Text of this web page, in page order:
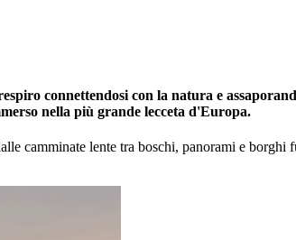
connettendosi con la natura e
nella più grande lecceta d'Europa.
camminate lente tra boschi, panorami e